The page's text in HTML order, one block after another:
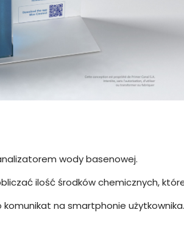
analizatorem wody basenowej.
ilość środków chemicznych,
na smartphonie użytkownika.